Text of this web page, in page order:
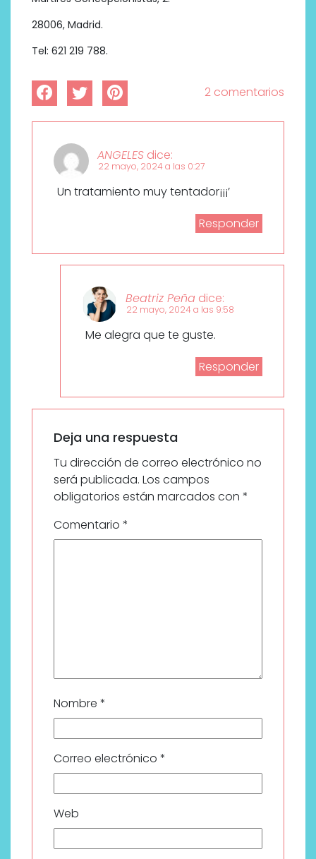
28006, Madrid.
Tel: 621 219 788.
2 comentarios
ANGELES dice:
22 mayo, 2024 a las 0:27
Un tratamiento muy tentador¡¡¡’
Responder
Beatriz Peña dice:
22 mayo, 2024 a las 9:58
Me alegra que te guste.
Responder
Deja una respuesta
Tu dirección de correo electrónico no
será publicada. Los campos
obligatorios están marcados con *
Comentario *
Nombre *
Correo electrónico *
Web